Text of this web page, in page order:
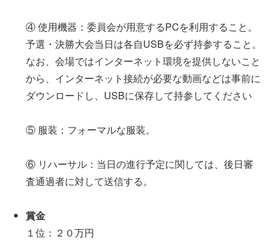
④ 使用機器：委員会が用意するPCを利用すること。
予選・決勝大会当日は各自USBを必ず持参すること。
なお、会場ではインターネット環境を提供しないこと
から、インターネット接続が必要な動画などは事前に
ダウンロードし、USBに保存して持参してください
⑤ 服装：フォーマルな服装。
⑥ リハーサル：当日の進行予定に関しては、後日審
査通過者に対して送信する。
賞金
１位：２０万円